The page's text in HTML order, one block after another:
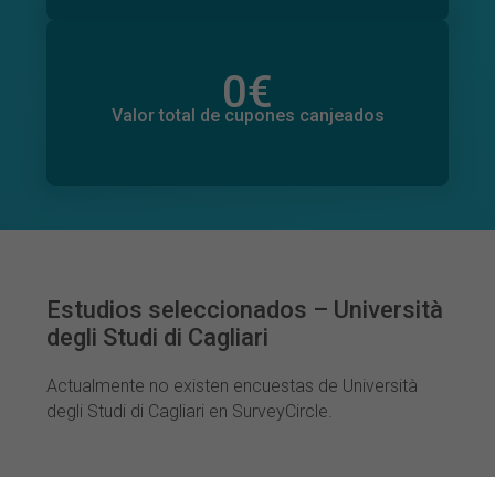
0€
Valor total de cupones canjeados
0€
Valor total de donaciones
Estudios seleccionados – Università
degli Studi di Cagliari
Actualmente no existen encuestas de Università
degli Studi di Cagliari en SurveyCircle.